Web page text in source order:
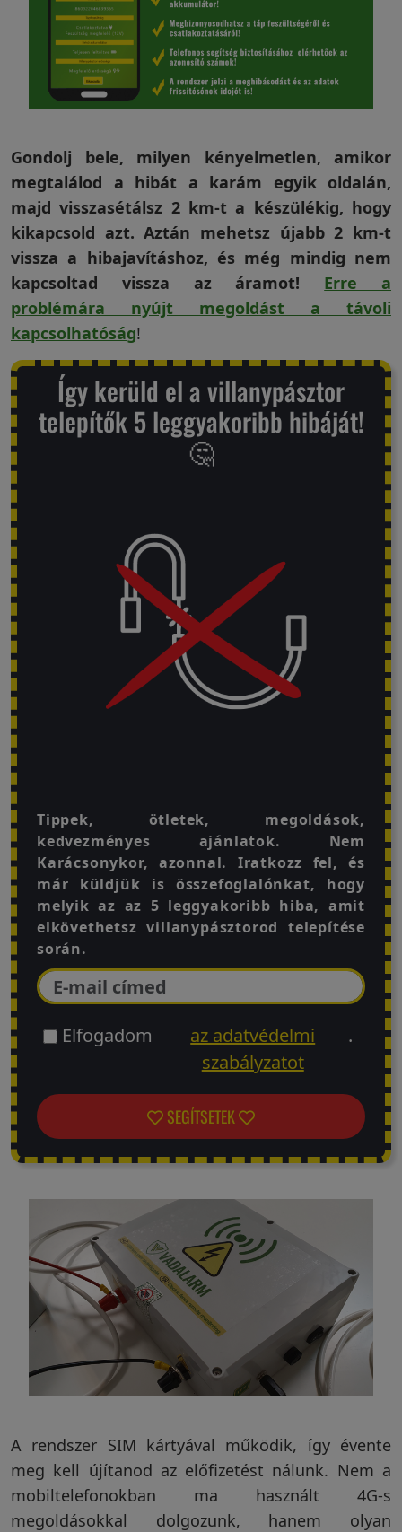
Kapcsolatfelvétel
Gondolj bele, milyen kényelmetlen, amikor
megtalálod a hibát a karám egyik oldalán,
majd visszasétálsz 2 km-t a készülékig, hogy
kikapcsold azt. Aztán mehetsz újabb 2 km-t
vissza a hibajavításhoz, és még mindig nem
kapcsoltad vissza az áramot! Erre a
problémára nyújt megoldást a távoli
kapcsolhatóság!
Így kerüld el a villanypásztor
telepítők 5 leggyakoribb hibáját!
🤔
Tippek, ötletek, megoldások,
kedvezményes ajánlatok. Nem
Karácsonykor, azonnal. Iratkozz fel, és
már küldjük is összefoglalónkat, hogy
melyik az az 5 leggyakoribb hiba, amit
elkövethetsz villanypásztorod telepítése
során.
Elfogadom
az adatvédelmi
szabályzatot
.
SEGÍTSETEK
A rendszer SIM kártyával működik, így évente
meg kell újítanod az előfizetést nálunk. Nem a
mobiltelefonokban ma használt 4G-s
megoldásokkal dolgozunk, hanem olyan